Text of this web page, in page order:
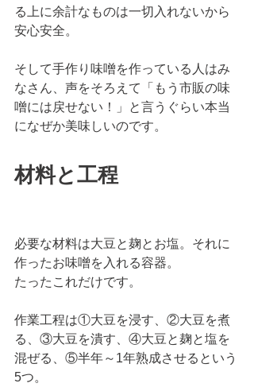
る上に余計なものは一切入れないから
安心安全。
そして手作り味噌を作っている人はみ
なさん、声をそろえて「もう市販の味
噌には戻せない！」と言うぐらい本当
になぜか美味しいのです。
材料と工程
必要な材料は大豆と麹とお塩。それに
作ったお味噌を入れる容器。
たったこれだけです。
作業工程は①大豆を浸す、②大豆を煮
る、③大豆を潰す、④大豆と麹と塩を
混ぜる、⑤半年～1年熟成させるという
5つ。